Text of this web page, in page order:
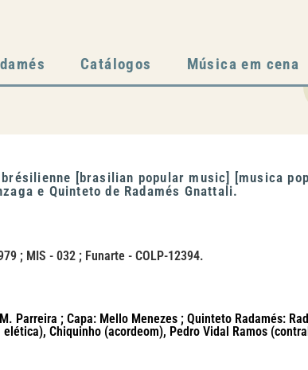
Catálogos Música em cena
[brasilian popular music] [musica
e Quinteto de Radamés Gnattali.
; MIS - 032 ; Funarte - COLP-12394.
Parreira ; Capa: Mello Menezes ; Quinteto Radamés:
Chiquinho (acordeom), Pedro Vidal Ramos